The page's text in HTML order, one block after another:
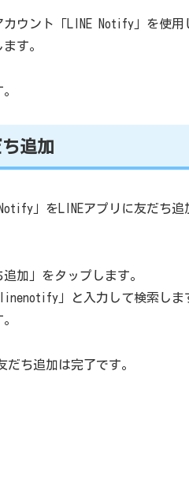
カウント「LINE Notify」を使
す。
追加
」をLINEアプリに友だち追
加」をタップします。
」と入力して検索しま
ち追加は完了です。